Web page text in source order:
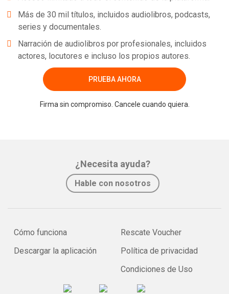
Más de 30 mil títulos, incluidos audiolibros, podcasts,
series y documentales.
Narración de audiolibros por profesionales, incluidos
actores, locutores e incluso los propios autores.
PRUEBA AHORA
Firma sin compromiso. Cancele cuando quiera.
¿Necesita ayuda?
Hable con nosotros
Cómo funciona
Descargar la aplicación
Rescate Voucher
Política de privacidad
Condiciones de Uso